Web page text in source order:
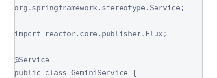
org.springframework.stereotype.Service;
import reactor.core.publisher.Flux;
@Service
public class GeminiService {